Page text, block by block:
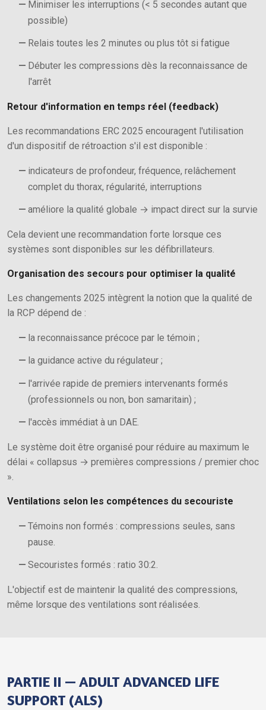
Minimiser les interruptions (< 5 secondes autant que
possible)
Relais toutes les 2 minutes ou plus tôt si fatigue
Débuter les compressions dès la reconnaissance de
l'arrêt
Retour d'information en temps réel (feedback)
Les recommandations ERC 2025 encouragent l'utilisation
d'un dispositif de rétroaction s'il est disponible :
indicateurs de profondeur, fréquence, relâchement
complet du thorax, régularité, interruptions
améliore la qualité globale → impact direct sur la survie
Cela devient une recommandation forte lorsque ces
systèmes sont disponibles sur les défibrillateurs.
Organisation des secours pour optimiser la qualité
Les changements 2025 intègrent la notion que la qualité de
la RCP dépend de :
la reconnaissance précoce par le témoin ;
la guidance active du régulateur ;
l'arrivée rapide de premiers intervenants formés
(professionnels ou non, bon samaritain) ;
l'accès immédiat à un DAE.
Le système doit être organisé pour réduire au maximum le
délai « collapsus → premières compressions / premier choc
».
Ventilations selon les compétences du secouriste
Témoins non formés : compressions seules, sans
pause.
Secouristes formés : ratio 30:2.
L'objectif est de maintenir la qualité des compressions,
même lorsque des ventilations sont réalisées.
PARTIE II — ADULT ADVANCED LIFE
SUPPORT (ALS)